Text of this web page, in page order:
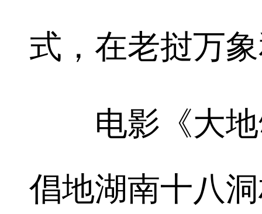
式，在老挝万
电影《大地
倡地湖南十八